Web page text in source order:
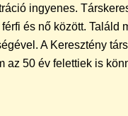
ingyenes.
és nő között. Találd
A Keresztény
az 50 év felettiek is